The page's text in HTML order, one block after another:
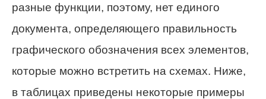
разные функции, поэтому, нет единого
документа, определяющего правильность
графического обозначения всех элементов,
которые можно встретить на схемах. Ниже,
в таблицах приведены некоторые примеры